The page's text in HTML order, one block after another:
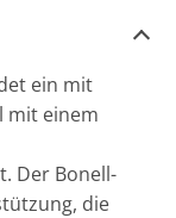
ein mit
mit einem
Der Bonell-
die